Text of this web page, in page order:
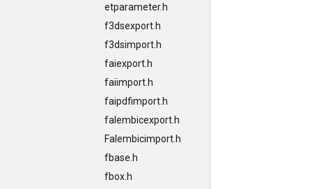
etparameter.h
f3dsexport.h
f3dsimport.h
faiexport.h
faiimport.h
faipdfimport.h
falembicexport.h
Falembicimport.h
fbase.h
fbox.h